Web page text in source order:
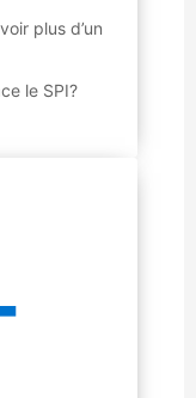
plus d’un
le SPI?